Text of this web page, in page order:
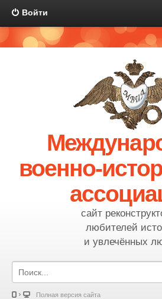
Войти
военно-
сайт
любителей
и увлечённых
Полная версия сайта